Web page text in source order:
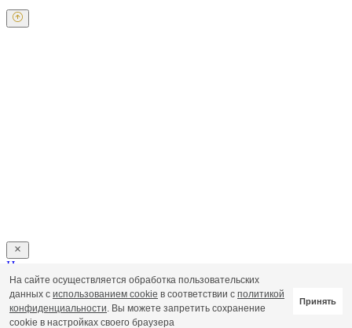
Напишите нам
Пользовательское соглашение
Политика обработки персональных данных
На сайте осуществляется обработка пользовательских
данных с использованием cookie в соответствии с политикой
конфиденциальности. Вы можете запретить сохранение
cookie в настройках своего браузера
Принять